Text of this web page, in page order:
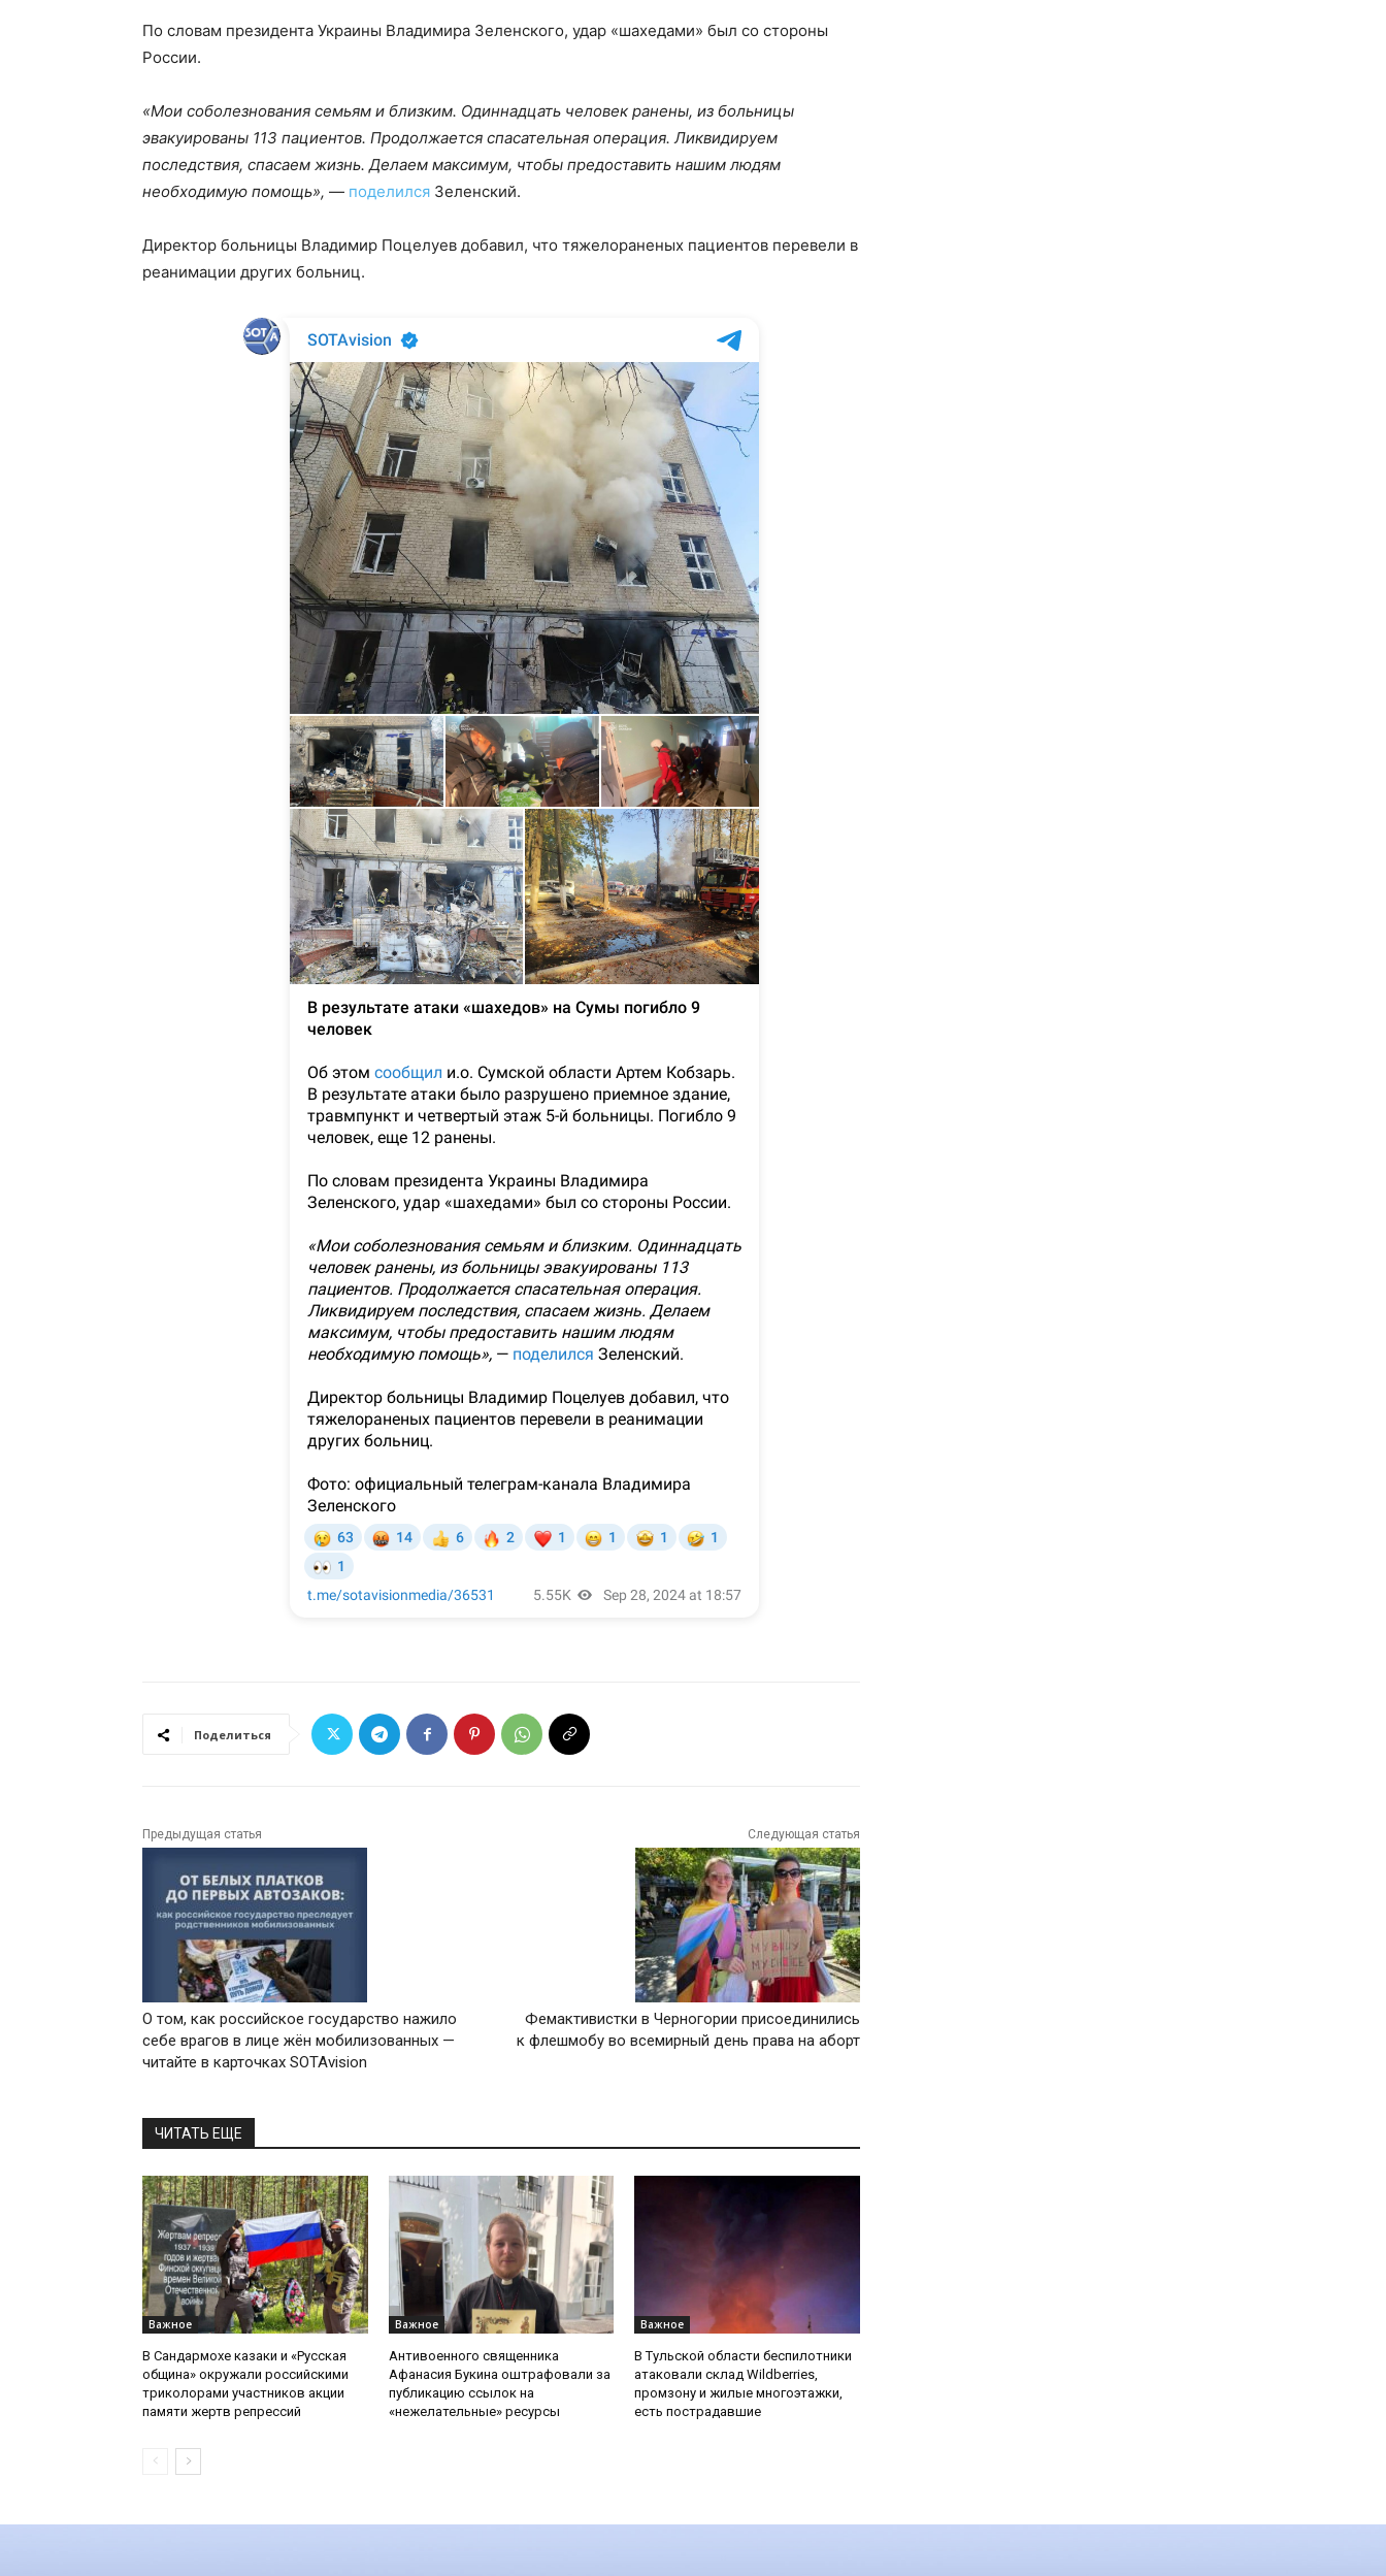
По словам президента Украины Владимира Зеленского, удар «шахедами» был со стороны
России.
«Мои соболезнования семьям и близким. Одиннадцать человек ранены, из больницы
эвакуированы 113 пациентов. Продолжается спасательная операция. Ликвидируем
последствия, спасаем жизнь. Делаем максимум, чтобы предоставить нашим людям
необходимую помощь», — поделился Зеленский.
Директор больницы Владимир Поцелуев добавил, что тяжелораненых пациентов перевели в
реанимации других больниц.
Поделиться
Предыдущая статья
О том, как российское государство нажило
себе врагов в лице жён мобилизованных —
читайте в карточках SOTAvision
Следующая статья
Фемактивистки в Черногории присоединились
к флешмобу во всемирный день права на аборт
ЧИТАТЬ ЕЩЕ
Важное
В Сандармохе казаки и «Русская
община» окружали российскими
триколорами участников акции
памяти жертв репрессий
Важное
Антивоенного священника
Афанасия Букина оштрафовали за
публикацию ссылок на
«нежелательные» ресурсы
Важное
В Тульской области беспилотники
атаковали склад Wildberries,
промзону и жилые многоэтажки,
есть пострадавшие